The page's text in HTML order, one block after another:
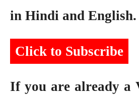
in Hindi and English.
Click to Subscribe
If you are already a